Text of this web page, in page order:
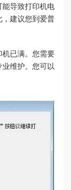
导致打印机电
建议您到爱普
已满。您需要
维护。您可以